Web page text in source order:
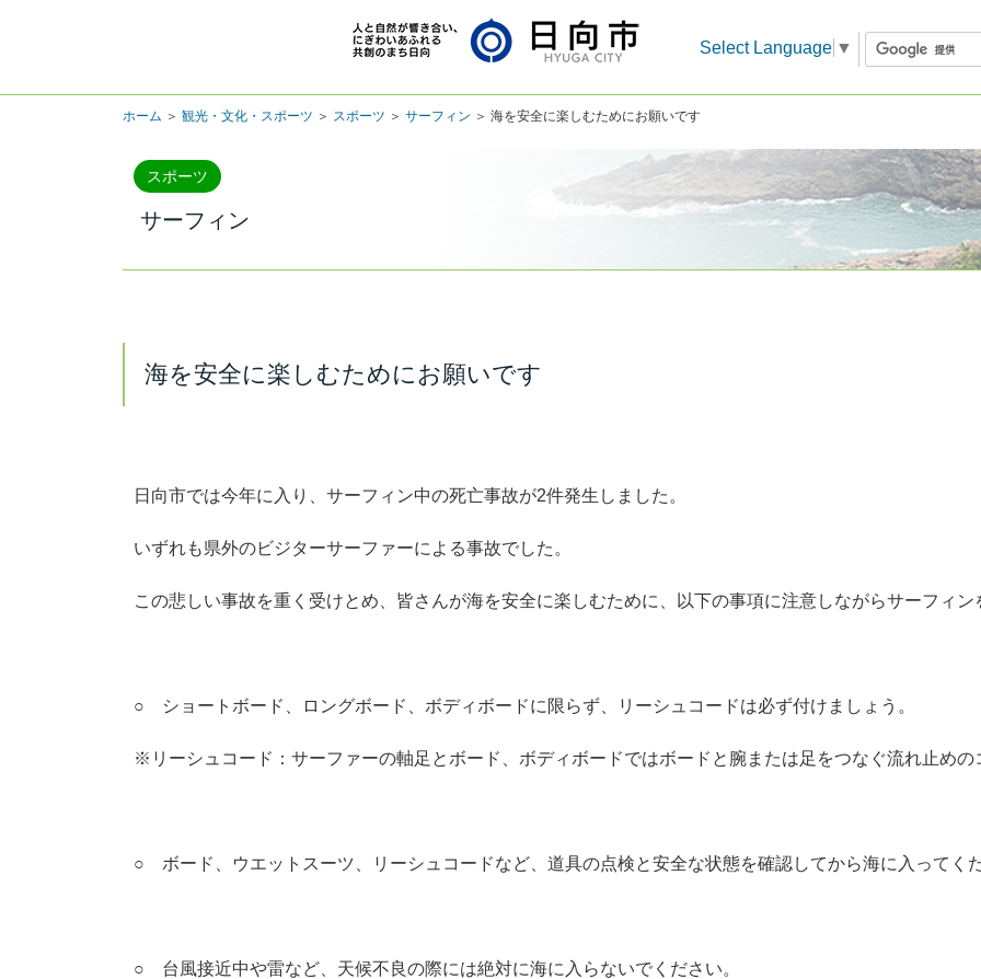
Select Language ▼
ホーム ＞ 観光・文化・スポーツ ＞ スポーツ ＞ サーフィン ＞ 海を安全に楽しむためにお願いです
スポーツ
サーフィン
海を安全に楽しむためにお願いです
日向市では今年に入り、サーフィン中の死亡事故が2件発生しました。
いずれも県外のビジターサーファーによる事故でした。
この悲しい事故を重く受けとめ、皆さんが海を安全に楽しむために、以下の事項に注意しながらサーフィン
○ ショートボード、ロングボード、ボディボードに限らず、リーシュコードは必ず付けましょう。
※リーシュコード：サーファーの軸足とボード、ボディボードではボードと腕または足をつなぐ流れ止めの
○ ボード、ウエットスーツ、リーシュコードなど、道具の点検と安全な状態を確認してから海に入ってくだ
○ 台風接近中や雷など、天候不良の際には絶対に海に入らないでください。